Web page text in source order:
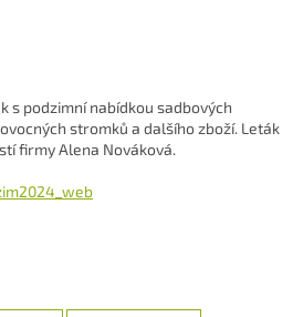
s podzimní nabídkou sadbových
stromků a dalšího zboží. Leták
firmy Alena Nováková.